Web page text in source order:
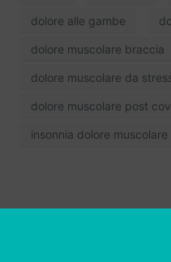
dolore alle gambe
dolore muscolare braccia
dolore muscolare da
dolore muscolare post
insonnia dolore muscolare